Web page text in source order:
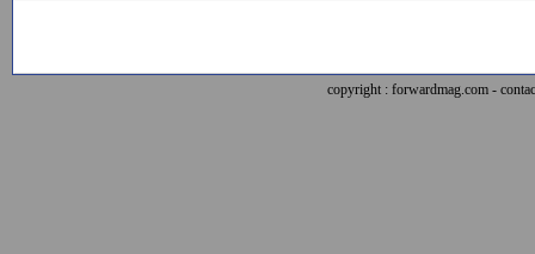
copyright : forwardmag.com -